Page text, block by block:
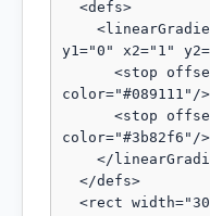
y1="0" x2="1"
color="#089111"/>
color="#3b82f6"/>